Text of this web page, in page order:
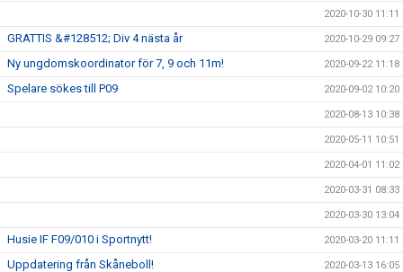
2020-10-30 11:11
GRATTIS &#128512; Div 4 nästa år 2020-10-29 09:27
Ny ungdomskoordinator för 7, 9 och 11m! 2020-09-22 11:18
Spelare sökes till P09 2020-09-02 10:20
2020-08-13 10:38
2020-05-11 10:51
2020-04-01 11:02
2020-03-31 08:33
2020-03-30 13:04
Husie IF F09/010 i Sportnytt! 2020-03-20 11:11
Uppdatering från Skåneboll! 2020-03-13 16:05